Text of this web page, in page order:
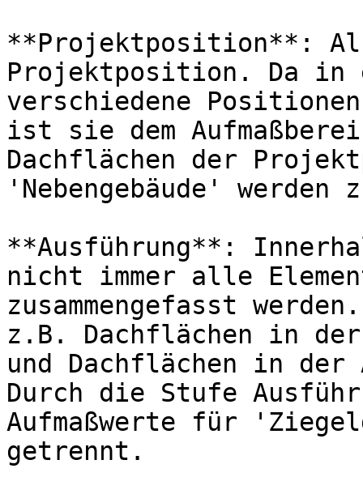
**Projektposition**:
Projektposition. Da in
verschiedene Positionen
ist sie dem
Dachflächen der
'Nebengebäude' werden
**Ausführung**:
nicht immer alle
zusammengefasst
z.B. Dachflächen in
und Dachflächen in
Durch die Stufe
Aufmaßwerte für
getrennt.